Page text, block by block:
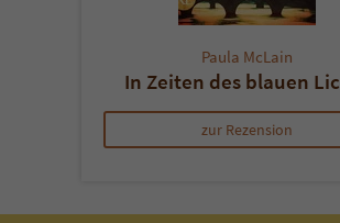
Paula McLain
In Zeiten des blauen
zur Rezension